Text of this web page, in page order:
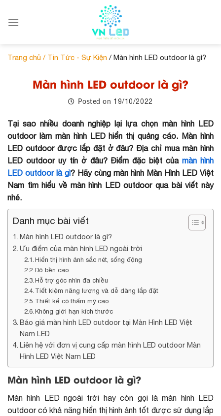
Trang chủ / Tin Tức - Sự Kiện / Màn hình LED outdoor là gì?
Màn hình LED outdoor là gì?
Posted on 19/10/2022
Tại sao nhiều doanh nghiệp lại lựa chọn màn hình LED
outdoor làm màn hình LED hiển thị quảng cáo. Màn hình
LED outdoor được lắp đặt ở đâu? Địa chỉ mua màn hình
LED outdoor uy tín ở đâu? Điểm đặc biệt củamàn hình
LED outdoor là gì? Hãy cùng màn hình Màn Hình LED Việt
Nam tìm hiểu về màn hình LED outdoor qua bài viết này
nhé.
Danh mục bài viết
Màn hình LED outdoor là gì?
Ưu điểm của màn hình LED ngoài trời
Hiển thị hình ảnh sắc nét, sống động
Độ bền cao
Hỗ trợ góc nhìn đa chiều
Tiết kiệm năng lượng và dễ dàng lắp đặt
Thiết kế có thẩm mỹ cao
Không giới hạn kích thước
Báo giá màn hình LED outdoor tại Màn Hình LED Việt
Nam LED
Liên hệ với đơn vị cung cấp màn hình LED outdoor Màn
Hình LED Việt Nam LED
Màn hình LED outdoor là gì?
Màn hình LED ngoài trời hay còn gọi là màn hình LED
outdoor có khả năng hiển thị hình ảnh tốt được sử dụng lắp